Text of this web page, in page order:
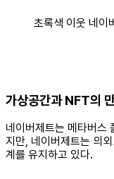
초록색 이웃 네이
가상공간과 NFT의
네이버제트는 메타버스
지만, 네이버제트는 의
계를 유지하고 있다.